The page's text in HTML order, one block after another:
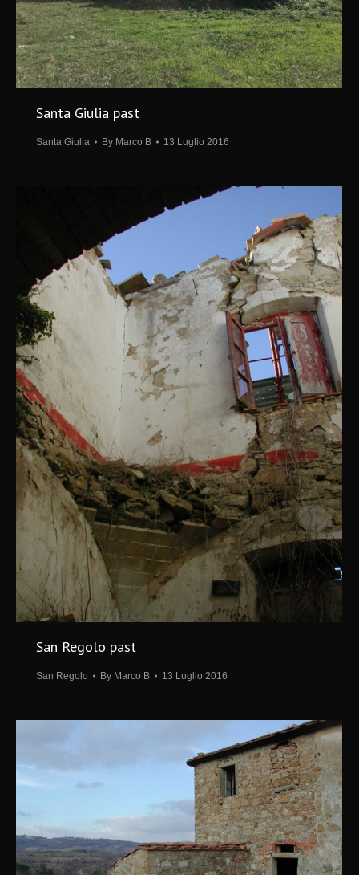
Santa Giulia past
Santa Giulia By Marco B 13 Luglio 2016
San Regolo past
San Regolo By Marco B 13 Luglio 2016